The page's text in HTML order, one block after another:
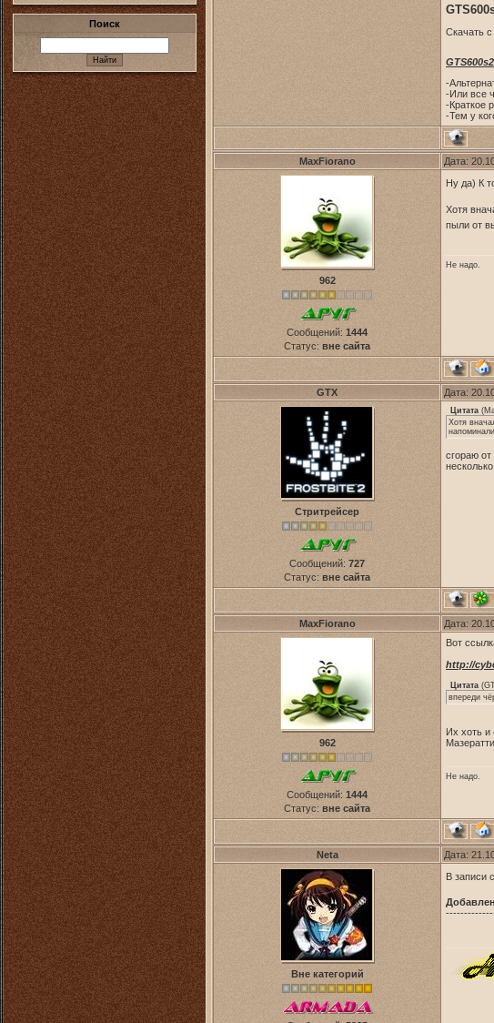
Поиск
Скачать
-
-Или все
-Краткое
-Тем у
MaxFiorano Дата:
962
Сообщений: 1444
Статус: вне сайта
Ну да) К
Хотя
пыли от
Не надо.
GTX Дата:
Стритрейсер
Сообщений: 727
Статус: вне сайта
Цитата (
Хотя
сгораю от
MaxFiorano Дата:
962
Сообщений: 1444
Статус: вне сайта
Вот
http://
Цитата (
впереди
Их хоть и
Не надо.
Neta Дата:
Вне категорий
В записи